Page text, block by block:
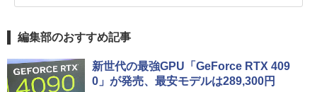
編集部のおすすめ記事
新世代の最強GPU「GeForce RTX 409
0」が発売、最安モデルは289,300円